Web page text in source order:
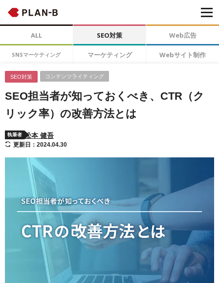
ALL SEO対策 Web広告
SNSマーケティング マーケティング Webサイト制作
SEO対策 コンテンツライティング
SEO担当者が知っておくべき、CTR（ク
リック率）の改善方法とは
執筆者 松本 健吾
更新日：2024.04.30